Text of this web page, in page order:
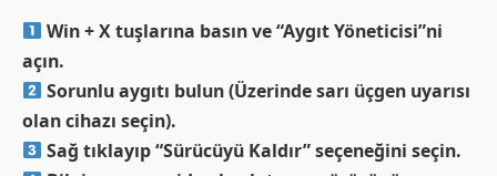
Win + X tuşlarına basın ve “Aygıt Yöneticisi”ni
açın.
Sorunlu aygıtı bulun (Üzerinde sarı üçgen uyarısı
olan cihazı seçin).
Sağ tıklayıp “Sürücüyü Kaldır” seçeneğini seçin.